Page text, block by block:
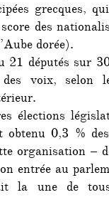
grecques,
des
dorée).
21 députés sur
voix, selon
élections
obtenu 0,3 %
organisation –
entrée au
la une de